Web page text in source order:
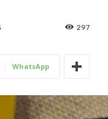
297
WhatsApp